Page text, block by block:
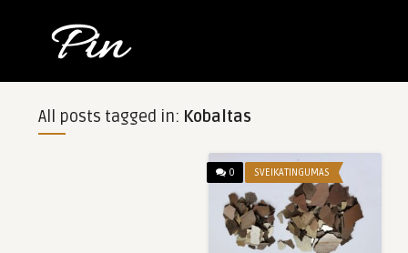
All posts tagged in: Kobaltas
0 SVEIKATINGUMAS